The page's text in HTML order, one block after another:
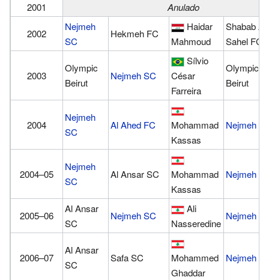
2001
Anulado
2002
Nejmeh
SC
Hekmeh FC
Haidar
Mahmoud
Shabab Al-
Sahel FC
2003
Olympic
Beirut
Nejmeh SC
Sílvio
César
Farreira
Olympic
Beirut
2004
Nejmeh
SC
Al Ahed FC
Mohammad
Kassas
Nejmeh
2004–05
Nejmeh
SC
Al Ansar SC
Mohammad
Kassas
Nejmeh
2005–06
Al Ansar
SC
Nejmeh SC
Ali
Nasseredine
Nejmeh
2006–07
Al Ansar
SC
Safa SC
Mohammed
Ghaddar
Nejmeh